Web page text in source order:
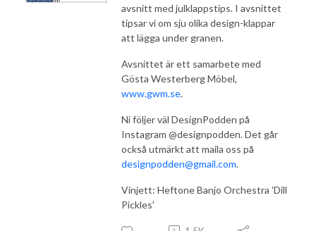
avsnitt med julklappstips. I avsnittet
tipsar vi om sju olika design-klappar
att lägga under granen.
Avsnittet är ett samarbete med
Gösta Westerberg Möbel,
www.gwm.se.
Ni följer väl DesignPodden på
Instagram @designpodden. Det går
också utmärkt att maila oss på
designpodden@gmail.com.
Vinjett: Heftone Banjo Orchestra 'Dill
Pickles'